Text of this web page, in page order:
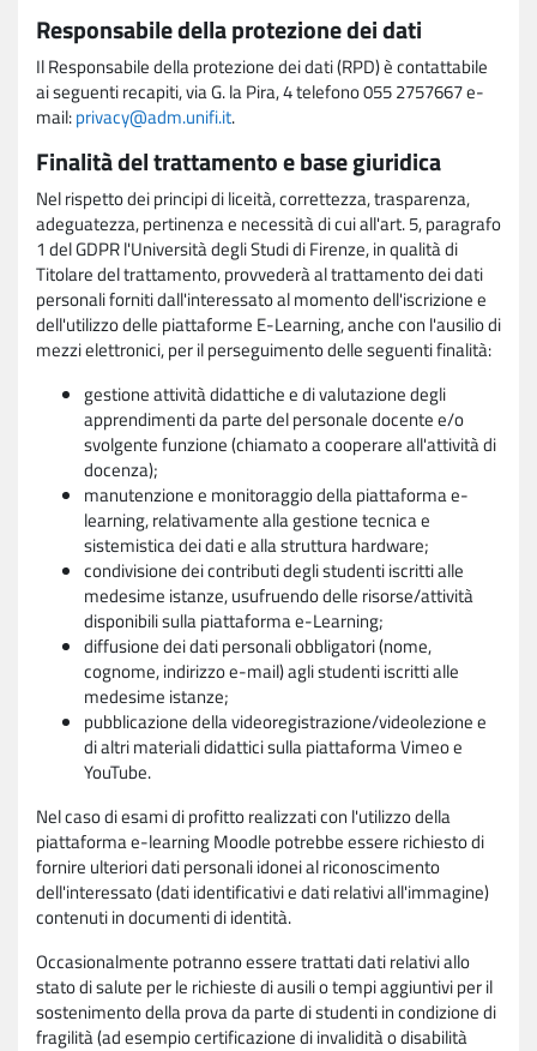
Responsabile della protezione dei dati
Il Responsabile della protezione dei dati (RPD) è contattabile
ai seguenti recapiti, via G. la Pira, 4 telefono 055 2757667 e-
mail:privacy@adm.unifi.it.
Finalità del trattamento e base giuridica
Nel rispetto dei principi di liceità, correttezza, trasparenza,
adeguatezza, pertinenza e necessità di cui all'art. 5, paragrafo
1 del GDPR l'Università degli Studi di Firenze, in qualità di
Titolare del trattamento, provvederà al trattamento dei dati
personali forniti dall'interessato al momento dell'iscrizione e
dell'utilizzo delle piattaforme E-Learning, anche con l'ausilio di
mezzi elettronici, per il perseguimento delle seguenti finalità:
gestione attività didattiche e di valutazione degli
apprendimenti da parte del personale docente e/o
svolgente funzione (chiamato a cooperare all'attività di
docenza);
manutenzione e monitoraggio della piattaforma e-
learning, relativamente alla gestione tecnica e
sistemistica dei dati e alla struttura hardware;
condivisione dei contributi degli studenti iscritti alle
medesime istanze, usufruendo delle risorse/attività
disponibili sulla piattaforma e-Learning;
diffusione dei dati personali obbligatori (nome,
cognome, indirizzo e-mail) agli studenti iscritti alle
medesime istanze;
pubblicazione della videoregistrazione/videolezione e
di altri materiali didattici sulla piattaforma Vimeo e
YouTube.
Nel caso di esami di profitto realizzati con l'utilizzo della
piattaforma e-learning Moodle potrebbe essere richiesto di
fornire ulteriori dati personali idonei al riconoscimento
dell'interessato (dati identificativi e dati relativi all'immagine)
contenuti in documenti di identità.
Occasionalmente potranno essere trattati dati relativi allo
stato di salute per le richieste di ausili o tempi aggiuntivi per il
sostenimento della prova da parte di studenti in condizione di
fragilità (ad esempio certificazione di invalidità o disabilità